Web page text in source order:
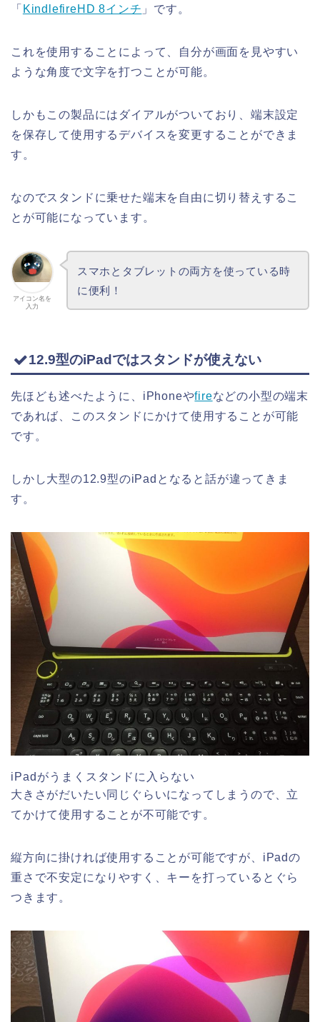
「 KindlefireHD 8インチ 」です。
これを使用することによって、自分が画面を見やすい
ような角度で文字を打つことが可能。
しかもこの製品にはダイアルがついており、端末設定
を保存して使用するデバイスを変更することができま
す。
なのでスタンドに乗せた端末を自由に切り替えするこ
とが可能になっています。
アイコン名を
入力
スマホとタブレットの両方を使っている時
に便利！
12.9型のiPadではスタンドが使えない
先ほども述べたように、iPhoneやfireなどの小型の端末
であれば、このスタンドにかけて使用することが可能
です。
しかし大型の12.9型のiPadとなると話が違ってきま
す。
iPadがうまくスタンドに入らない
大きさがだいたい同じぐらいになってしまうので、立
てかけて使用することが不可能です。
縦方向に掛ければ使用することが可能ですが、iPadの
重さで不安定になりやすく、キーを打っているとぐら
つきます。